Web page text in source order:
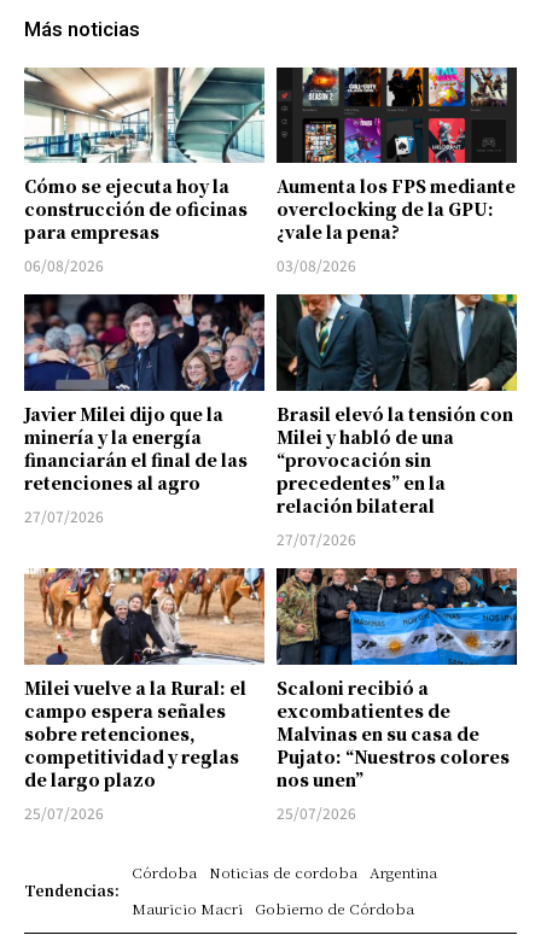
Más noticias
Cómo se ejecuta hoy la
construcción de oficinas
para empresas
06/08/2026
Aumenta los FPS mediante
overclocking de la GPU:
¿vale la pena?
03/08/2026
Javier Milei dijo que la
minería y la energía
financiarán el final de las
retenciones al agro
27/07/2026
Brasil elevó la tensión con
Milei y habló de una
“provocación sin
precedentes” en la
relación bilateral
27/07/2026
Milei vuelve a la Rural: el
campo espera señales
sobre retenciones,
competitividad y reglas
de largo plazo
25/07/2026
Scaloni recibió a
excombatientes de
Malvinas en su casa de
Pujato: “Nuestros colores
nos unen”
25/07/2026
Tendencias:
Córdoba Noticias de cordoba
Argentina
Mauricio Macri
Gobierno de Córdoba